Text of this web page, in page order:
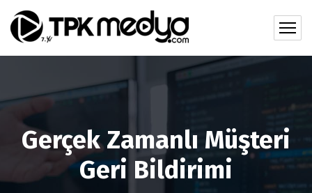
Gerçek Zamanlı Müşteri
Geri Bildirimi